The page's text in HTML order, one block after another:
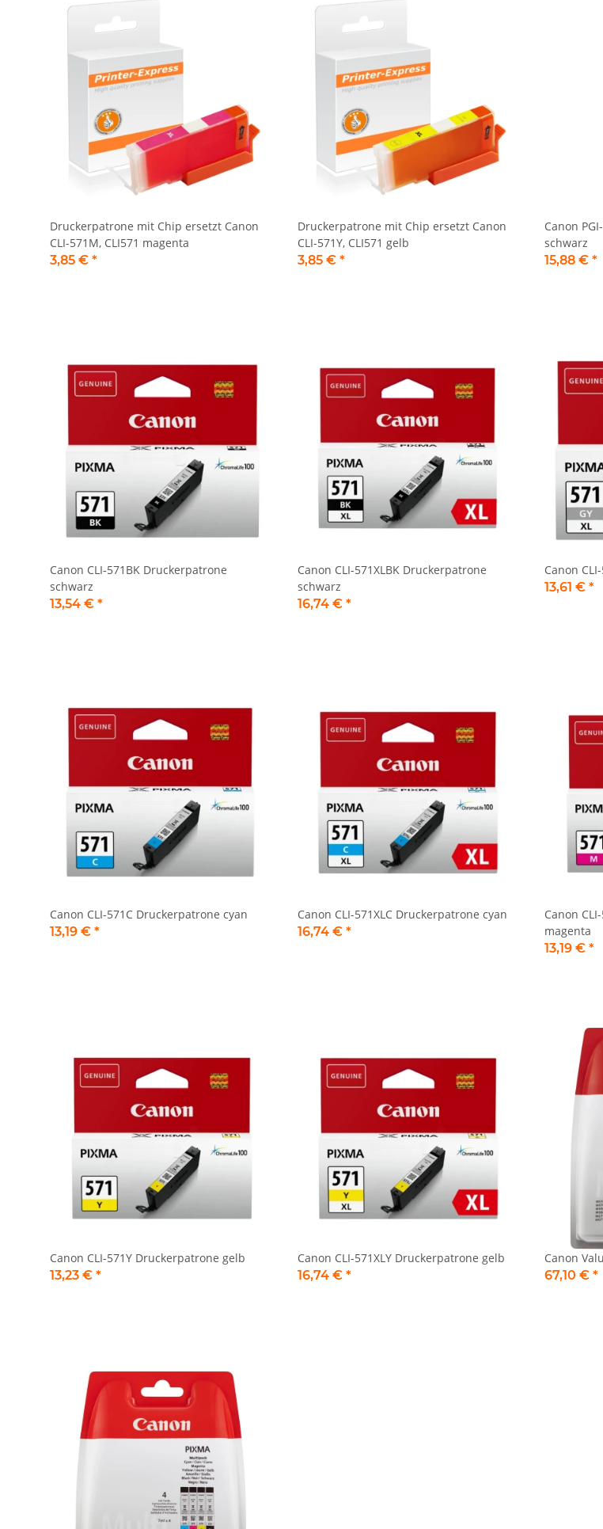
Druckerpatrone mit Chip ersetzt Canon
CLI-571M, CLI571 magenta
3,85 € *
Druckerpatrone mit Chip ersetzt Canon
CLI-571Y, CLI571 gelb
3,85 € *
Canon
schwarz
15,88 € *
Canon CLI-571BK Druckerpatrone
schwarz
13,54 € *
Canon CLI-571XLBK Druckerpatrone
schwarz
16,74 € *
Canon
13,61 € *
Canon CLI-571C Druckerpatrone cyan
13,19 € *
Canon CLI-571XLC Druckerpatrone cyan
16,74 € *
Canon
magenta
13,19 € *
Canon CLI-571Y Druckerpatrone gelb
13,23 € *
Canon CLI-571XLY Druckerpatrone gelb
16,74 € *
Canon
67,10 € *